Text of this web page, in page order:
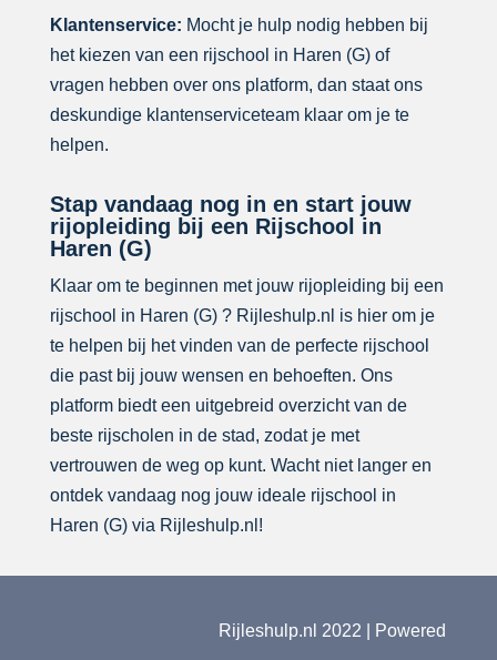
Klantenservice: Mocht je hulp nodig hebben bij
het kiezen van een rijschool in Haren (G) of
vragen hebben over ons platform, dan staat ons
deskundige klantenserviceteam klaar om je te
helpen.
Stap vandaag nog in en start jouw
rijopleiding bij een Rijschool in
Haren (G)
Klaar om te beginnen met jouw rijopleiding bij een
rijschool in Haren (G) ? Rijleshulp.nl is hier om je
te helpen bij het vinden van de perfecte rijschool
die past bij jouw wensen en behoeften. Ons
platform biedt een uitgebreid overzicht van de
beste rijscholen in de stad, zodat je met
vertrouwen de weg op kunt. Wacht niet langer en
ontdek vandaag nog jouw ideale rijschool in
Haren (G) via Rijleshulp.nl!
Rijleshulp.nl 2022 | Powered